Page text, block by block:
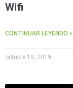
Wifi
CONTINUAR LEYENDO »
octubre 19, 2019